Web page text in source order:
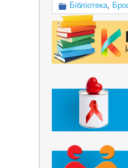
Бібліотека,